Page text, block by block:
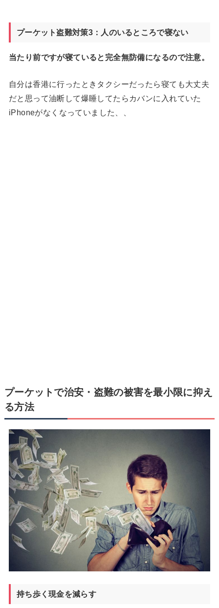
プーケット盗難対策3：人のいるところで寝ない
当たり前ですが寝ていると完全無防備になるので注意。
自分は香港に行ったときタクシーだったら寝ても大丈夫
だと思って油断して爆睡してたらカバンに入れていた
iPhoneがなくなっていました、、
プーケットで治安・盗難の被害を最小限に抑え
る方法
持ち歩く現金を減らす